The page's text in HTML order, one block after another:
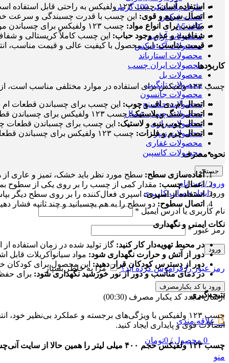
ظرف پلاستیکی 100 گرمی
فست فیکس
کاغذ A5
محصولات آرازیم
محصولات آک فیکس
محصولات استارباند
محصولات ایران چسب
محصولات بل
محصولات تانگیت
محصولات جانسون
محصولات جلاسنج
محصولات چسب شمال
محصولات رازی
محصولات زیپر
محصولات غفاری
محصولات کاسپین
جستجو
ورود / ثبت نام
ورود ایجاد حساب کاربری
نام کاربری یا آدرس ایمیل *
رمز عبور*
ورود
رمز عبور را فراموش کرده اید؟ مرا به خاطر بسپار
ورود با کد یکبارمصرف
ارسال مجدد کد یکبار مصرف (00:
30
)
علاقه مندی
0 محصول /
0تومان
منو
استفاده آسان:چسب ۱۲۳ ولفیکس به راحتی قابل استفاده است و نیاز به ابزارهای پیچیده‌ای ندارد.
اتصال سریع و قوی: این چسب با قدرت چسبندگی و سرعت
مناسب برای انواع مواد: چسب ۱۲۳ ولفیکس برای چسباندن مواد مختلفی مانند ام دی اف، سنگ، چوب، پلاستیک، چوب پنبه، لاستیک، چرم و اکثر فلزات مناسب است.
شفافیت و عدم وجود حباب: این چسب کاملاً کریستالی و
قیمت مناسب:این محصول با کیفیت عالی و قیمت مناسب،
کاربردها
چسب ۱۲۳ ولفیکس برای استفاده در موارد مختلفی مناسب است، از جمله:
اتصال ام دی اف و چوب: این چسب برای چسباندن قطعات
اتصال سنگ و پلاستیک:چسب ۱۲۳ ولفیکس برای چسباندن قطعات سنگ و پلاستیک کاربرد دارد.
اتصال چوب پنبه و لاستیک: این چسب برای چسباندن قطعات
اتصال چرم و فلزات: چسب ۱۲۳ ولفیکس برای چسباندن قطعات چرم و فلزات نیز کاربرد دارد.
نحوه مصرف
آماده‌سازی سطح: سطح مورد نظر باید خشک، تمیز و عاری از
اعمال چسب: مقدار کمی از چسب را بر روی یکی از سطوح
استفاده از اسپری: اسپری فعال‌کننده را بر روی سطح دیگر
اتصال سطوح: دو سطح را به هم بچسبانید و چند ثانیه
نکات ایمنی و نگهداری
در محیط تهویه‌دار کار کنید: گاز تولید شده در زمان استفاده
دور از آتش و حرارت نگهداری شود: مواد سیانوآکریلات قابل
دور از دسترس کودکان قرار دهید: این محصول برای کودکان
در دمای مناسب و دور از نور خورشید نگهداری شود: برای حفظ کیفیت، چسب
نتیجه‌گیری
چسب ۱۲۳ ولفیکس با ویژگی‌های برجسته و عملکرد بی‌نظیر
اتصالات قوی و پایداری ایجاد کنید.
چسب ۱۲۳ ولفیکس حجم ۴۰۰ میلی لیتر را همین حالا از سایت آنی‌چسب تهیه کنید و تجربه‌ای متفاوت از اتصالات فوری را احساس کنید! برای خرید و اطلاعات بیشتر به صفحه محصول در سایت مراجعه کنید.